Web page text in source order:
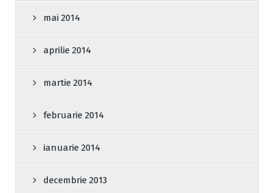
mai 2014
aprilie 2014
martie 2014
februarie 2014
ianuarie 2014
decembrie 2013